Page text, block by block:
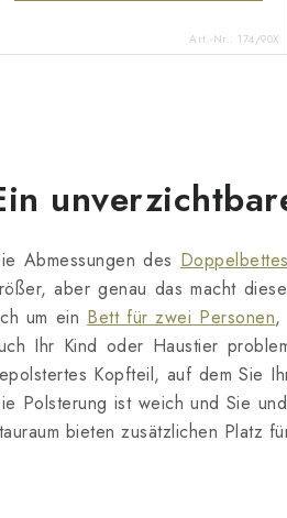
Art.-Nr.: 174/90X
Abmessungen des
aber genau das macht
um ein Bett für zwei Personen,
Ihr Kind oder Haustier
Kopfteil, auf dem Sie
Polsterung ist weich und Sie
bieten zusätzlichen Platz